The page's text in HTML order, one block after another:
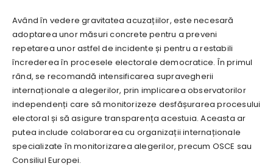
Având în vedere gravitatea acuzațiilor, este necesară
adoptarea unor măsuri concrete pentru a preveni
repetarea unor astfel de incidente și pentru a restabili
încrederea în procesele electorale democratice. În primul
rând, se recomandă intensificarea supravegherii
internaționale a alegerilor, prin implicarea observatorilor
independenți care să monitorizeze desfășurarea procesului
electoral și să asigure transparența acestuia. Aceasta ar
putea include colaborarea cu organizații internaționale
specializate în monitorizarea alegerilor, precum OSCE sau
Consiliul Europei.